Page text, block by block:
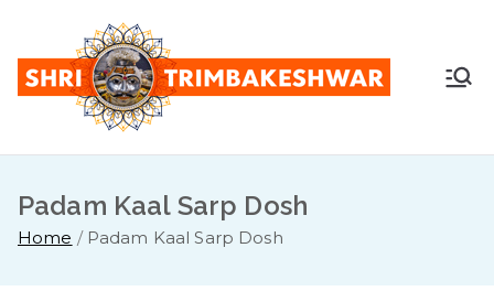
content
Shr
i
Pandit
Guruji -
Padam Kaal Sarp Dosh
Home Padam Kaal Sarp Dosh